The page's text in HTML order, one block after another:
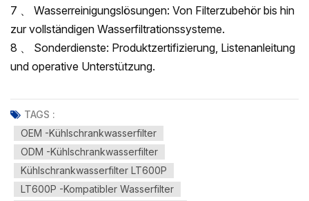
7 、 Wasserreinigungslösungen: Von Filterzubehör bis hin
zur vollständigen Wasserfiltrationssysteme.
8 、 Sonderdienste: Produktzertifizierung, Listenanleitung
und operative Unterstützung.
TAGS :
OEM -Kühlschrankwasserfilter
ODM -Kühlschrankwasserfilter
Kühlschrankwasserfilter LT600P
LT600P -kompatibler Wasserfilter